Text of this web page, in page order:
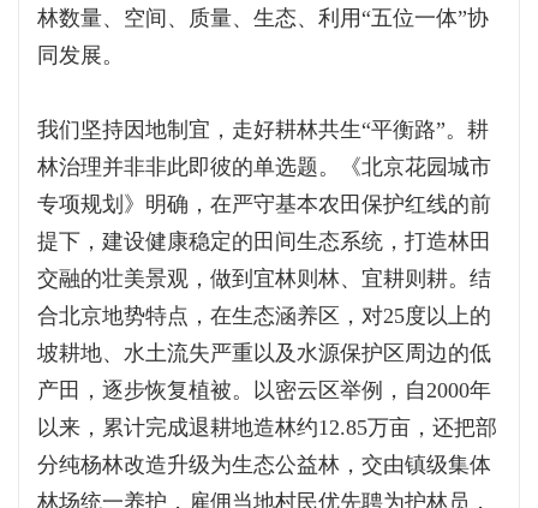
林数量、空间、质量、生态、利用“五位一体”协
同发展。
我们坚持因地制宜，走好耕林共生“平衡路”。耕
林治理并非非此即彼的单选题。《北京花园城市
专项规划》明确，在严守基本农田保护红线的前
提下，建设健康稳定的田间生态系统，打造林田
交融的壮美景观，做到宜林则林、宜耕则耕。结
合北京地势特点，在生态涵养区，对25度以上的
坡耕地、水土流失严重以及水源保护区周边的低
产田，逐步恢复植被。以密云区举例，自2000年
以来，累计完成退耕地造林约12.85万亩，还把部
分纯杨林改造升级为生态公益林，交由镇级集体
林场统一养护，雇佣当地村民优先聘为护林员，